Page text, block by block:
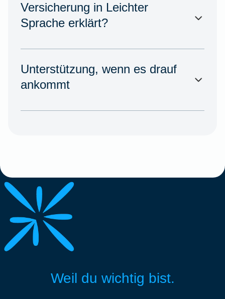
Versicherung in Leichter
Sprache erklärt?
Unterstützung, wenn es drauf
ankommt
Weil du wichtig bist.